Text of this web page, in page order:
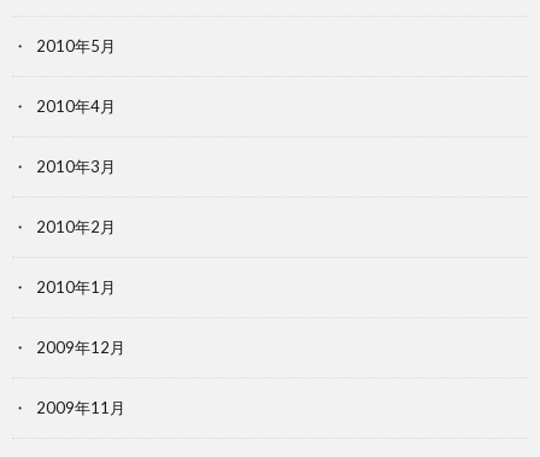
2010年5月
2010年4月
2010年3月
2010年2月
2010年1月
2009年12月
2009年11月